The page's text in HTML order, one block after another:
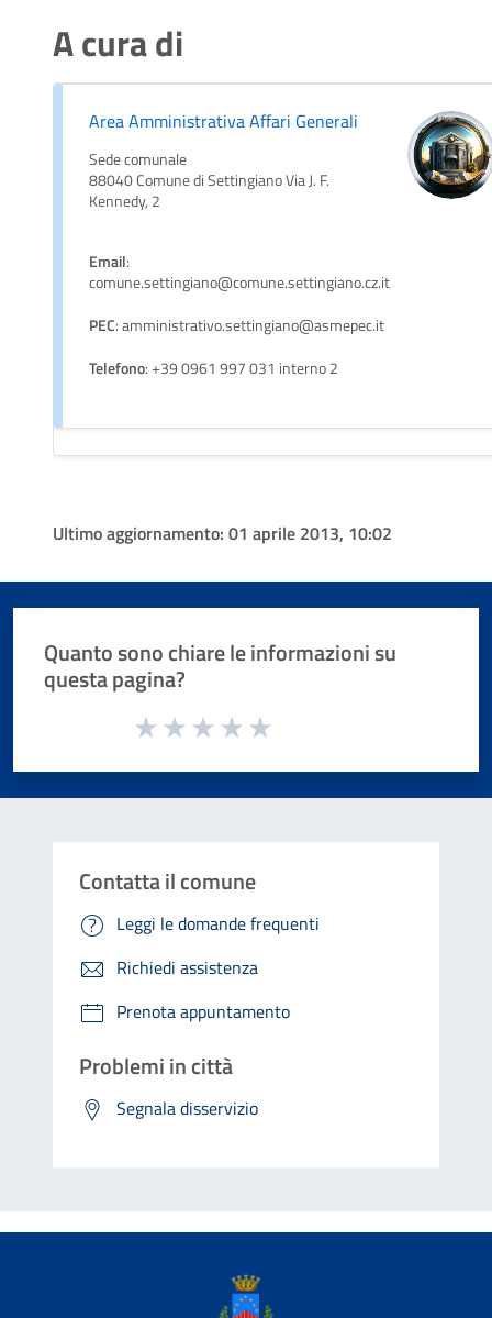
A cura di
Area Amministrativa Affari Generali
Sede comunale
88040 Comune di Settingiano Via J. F.
Kennedy, 2
Email:
comune.settingiano@comune.settingiano.cz.it
PEC: amministrativo.settingiano@asmepec.it
Telefono: +39 0961 997 031 interno 2
Ultimo aggiornamento: 01 aprile 2013, 10:02
Quanto sono chiare le informazioni su
questa pagina?
Valuta da 1 a 5 stelle la pagina
Contatta il comune
Leggi le domande frequenti
Richiedi assistenza
Prenota appuntamento
Problemi in città
Segnala disservizio